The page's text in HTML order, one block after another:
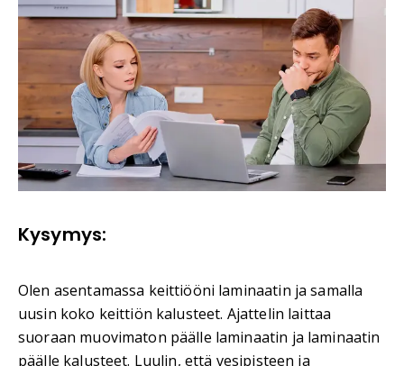
Kysymys:
Olen asentamassa keittiööni laminaatin ja samalla
uusin koko keittiön kalusteet. Ajattelin laittaa
suoraan muovimaton päälle laminaatin ja laminaatin
päälle kalusteet. Luulin, että vesipisteen ja